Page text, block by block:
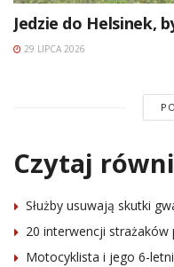
Jedzie do Helsinek,
29 LIPCA 2026
Czytaj
Służby usuwają skutki
20 interwencji
Motocyklista i jego 6-